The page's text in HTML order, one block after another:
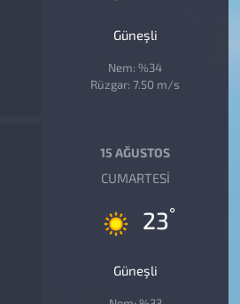
Güneşli
Nem: %34
Rüzgar: 7.50 m/s
15 AĞUSTOS
CUMARTESI
23°
Güneşli